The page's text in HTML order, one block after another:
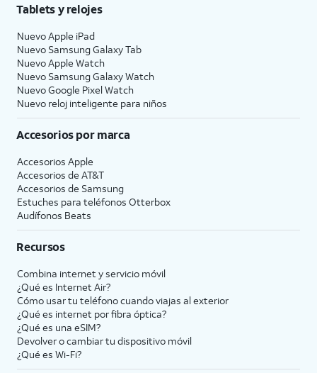
Tablets y relojes
Nuevo Apple iPad
Nuevo Samsung Galaxy Tab
Nuevo Apple Watch
Nuevo Samsung Galaxy Watch
Nuevo Google Pixel Watch
Nuevo reloj inteligente para niños
Accesorios por marca
Accesorios Apple
Accesorios de AT&T
Accesorios de Samsung
Estuches para teléfonos Otterbox
Audífonos Beats
Recursos
Combina internet y servicio móvil
¿Qué es Internet Air?
Cómo usar tu teléfono cuando viajas al exterior
¿Qué es internet por fibra óptica?
¿Qué es una eSIM?
Devolver o cambiar tu dispositivo móvil
¿Qué es Wi-Fi?